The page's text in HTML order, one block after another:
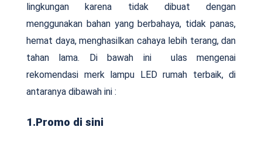
lingkungan karena tidak dibuat dengan
menggunakan bahan yang berbahaya, tidak panas,
hemat daya, menghasilkan cahaya lebih terang, dan
tahan lama. Di bawah ini ulas mengenai
rekomendasi merk lampu LED rumah terbaik, di
antaranya dibawah ini :
1.Promo di sini